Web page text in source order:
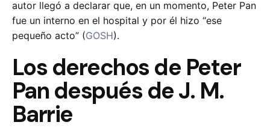
autor llegó a declarar que, en un momento, Peter Pan
fue un interno en el hospital y por él hizo “ese
pequeño acto” (GOSH).
Los derechos de Peter
Pan después de J. M.
Barrie